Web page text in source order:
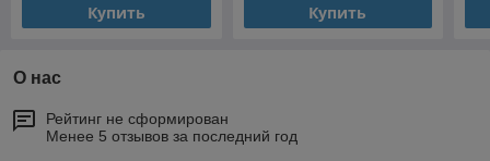
Купить Купить
О нас
Рейтинг не сформирован
Менее 5 отзывов за последний год